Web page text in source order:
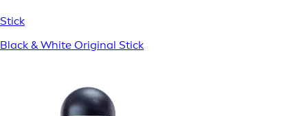
Stick
Black & White Original Stick